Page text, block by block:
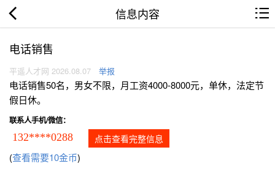
信息内容
电话销售
平遥人才网 2026.08.07 举报
电话销售50名，男女不限，月工资4000-8000元，单休，法定节
假日休。
联系人手机/微信：
132****0288 点击查看完整信息
(查看需要10金币)